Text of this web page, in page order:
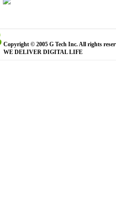
Copyright © 2005 G Tech Inc. All rights
WE DELIVER DIGITAL LIFE